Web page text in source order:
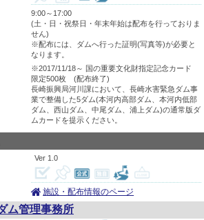
9:00～17:00
(土・日・祝祭日・年末年始は配布を行っておりま
せん)
※配布には、ダムへ行った証明(写真等)が必要と
なります。
※2017/11/18～ 国の重要文化財指定記念カード
限定500枚 (配布終了)
長崎振興局河川課において、長崎水害緊急ダム事
業で整備した5ダム(本河内高部ダム、本河内低部
ダム、西山ダム、中尾ダム、浦上ダム)の通常版ダ
ムカードを提示ください。
1.0
施設・配布情報のページ
ム管理事務所